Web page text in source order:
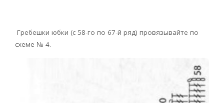
Гребешки юбки (с 58-го по 67-й ряд) провязывайте по
схеме № 4.